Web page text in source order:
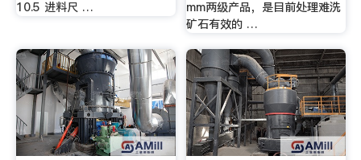
10.5 进料尺 …
mm两级产品，是目前处理难洗
矿石有效的 …